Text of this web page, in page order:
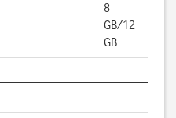
8
GB/12
GB